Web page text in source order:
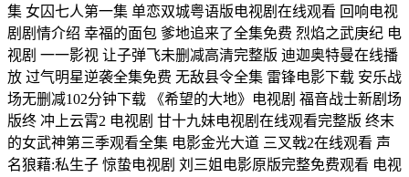
集 女囚七人第一集 单恋双城粤语版电视剧在线观看 回响电视
剧剧情介绍 幸福的面包 爹地追来了全集免费 烈焰之武庚纪 电
视剧 一一影视 让子弹飞未删减高清完整版 迪迦奥特曼在线播
放 过气明星逆袭全集免费 无敌县令全集 雷锋电影下载 安乐战
场无删减102分钟下载 《希望的大地》电视剧 福音战士新剧场
版终 冲上云霄2 电视剧 甘十九妹电视剧在线观看完整版 终末
的女武神第三季观看全集 电影金光大道 三叉戟2在线观看 声
名狼藉:私生子 惊蛰电视剧 刘三姐电影原版完整免费观看 电视